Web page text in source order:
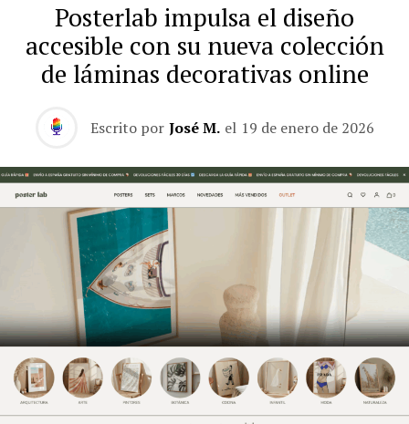
Posterlab impulsa el diseño
accesible con su nueva colección
de láminas decorativas online
Escrito por José M. el 19 de enero de 2026